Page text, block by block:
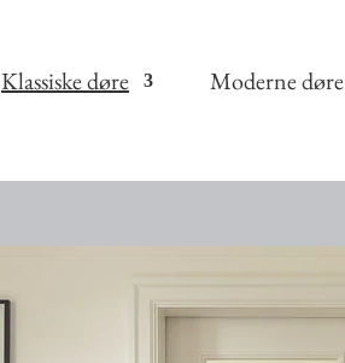
Klassiske døre Moderne døre